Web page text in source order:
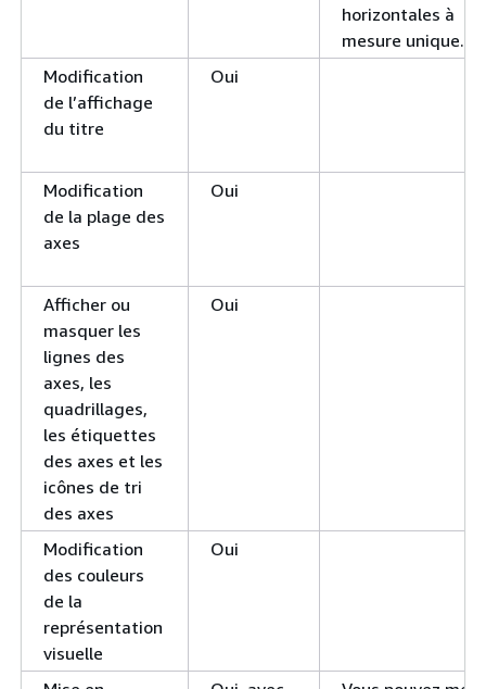
horizontales à
mesure unique.
Modification
de l’affichage
du titre
Oui
Modification
de la plage des
axes
Oui
Afficher ou
masquer les
lignes des
axes, les
quadrillages,
les étiquettes
des axes et les
icônes de tri
des axes
Oui
Modification
des couleurs
de la
représentation
visuelle
Oui